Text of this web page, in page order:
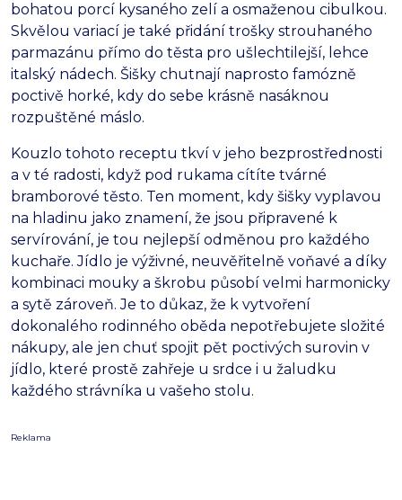
bohatou porcí kysaného zelí a osmaženou cibulkou.
Skvělou variací je také přidání trošky strouhaného
parmazánu přímo do těsta pro ušlechtilejší, lehce
italský nádech. Šišky chutnají naprosto famózně
poctivě horké, kdy do sebe krásně nasáknou
rozpuštěné máslo.
Kouzlo tohoto receptu tkví v jeho bezprostřednosti
a v té radosti, když pod rukama cítíte tvárné
bramborové těsto. Ten moment, kdy šišky vyplavou
na hladinu jako znamení, že jsou připravené k
servírování, je tou nejlepší odměnou pro každého
kuchaře. Jídlo je výživné, neuvěřitelně voňavé a díky
kombinaci mouky a škrobu působí velmi harmonicky
a sytě zároveň. Je to důkaz, že k vytvoření
dokonalého rodinného oběda nepotřebujete složité
nákupy, ale jen chuť spojit pět poctivých surovin v
jídlo, které prostě zahřeje u srdce i u žaludku
každého strávníka u vašeho stolu.
Reklama